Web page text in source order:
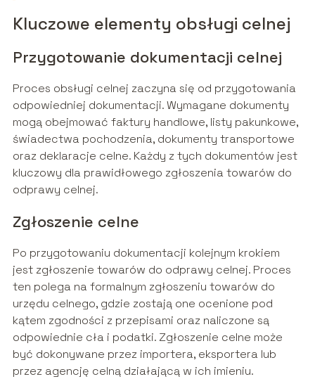
Kluczowe elementy obsługi celnej
Przygotowanie dokumentacji celnej
Proces obsługi celnej zaczyna się od przygotowania
odpowiedniej dokumentacji. Wymagane dokumenty
mogą obejmować faktury handlowe, listy pakunkowe,
świadectwa pochodzenia, dokumenty transportowe
oraz deklaracje celne. Każdy z tych dokumentów jest
kluczowy dla prawidłowego zgłoszenia towarów do
odprawy celnej.
Zgłoszenie celne
Po przygotowaniu dokumentacji kolejnym krokiem
jest zgłoszenie towarów do odprawy celnej. Proces
ten polega na formalnym zgłoszeniu towarów do
urzędu celnego, gdzie zostają one ocenione pod
kątem zgodności z przepisami oraz naliczone są
odpowiednie cła i podatki. Zgłoszenie celne może
być dokonywane przez importera, eksportera lub
przez agencję celną działającą w ich imieniu.